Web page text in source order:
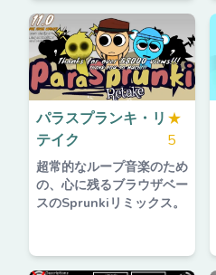
パラスプランキ・リ
テイク
★
5
超常的なループ音楽のため
の、心に残るブラウザベー
スのSprunkiリミックス。